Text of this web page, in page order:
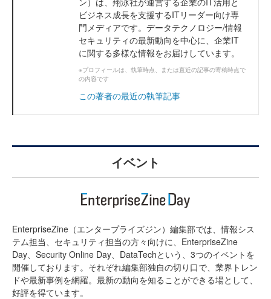
ビジネス成長を支援するITリーダー向け専
門メディアです。データテクノロジー/情報
セキュリティの最新動向を中心に、企業IT
に関する多様な情報をお届けしています。
※プロフィールは、執筆時点、または直近の記事の寄稿時点で
の内容です
この著者の最近の執筆記事
イベント
EnterpriseZine（エンタープライズジン）編集部では、情報シス
テム担当、セキュリティ担当の方々向けに、EnterpriseZine
Day、Security Online Day、DataTechという、3つのイベントを
開催しております。それぞれ編集部独自の切り口で、業界トレン
ドや最新事例を網羅。最新の動向を知ることができる場として、
好評を得ています。